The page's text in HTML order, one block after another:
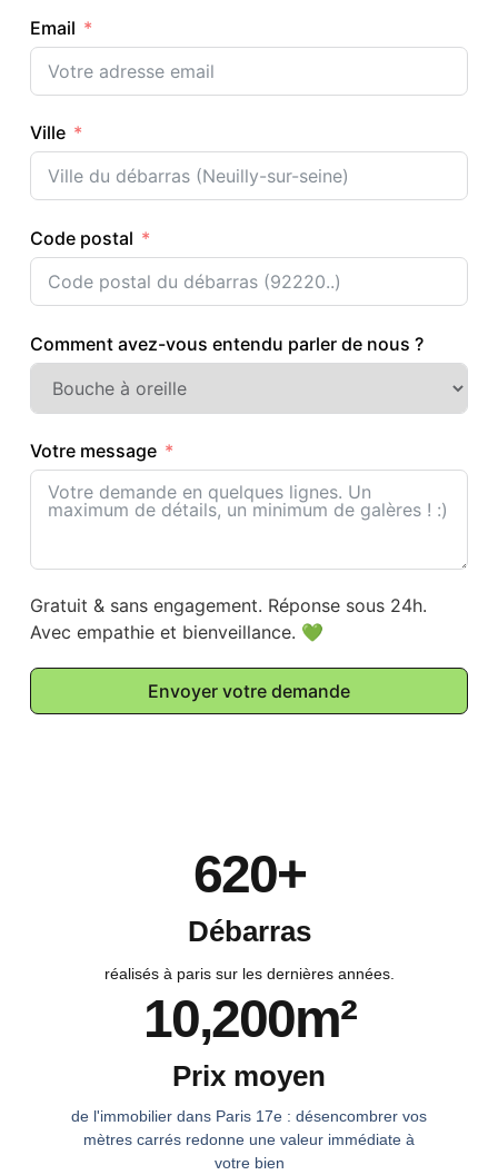
620+
Débarras
réalisés à paris sur les dernières années.
10,200m²
Prix moyen
de l'immobilier dans Paris 17e : désencombrer vos
mètres carrés redonne une valeur immédiate à
votre bien
Email
Ville
Code postal
Comment avez-vous entendu parler de nous ?
Votre message
Gratuit & sans engagement. Réponse sous 24h.
Avec empathie et bienveillance. 💚
Envoyer votre demande